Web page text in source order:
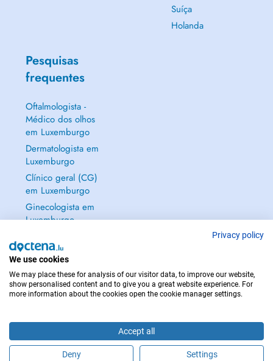
Suíça
Holanda
Pesquisas
frequentes
Oftalmologista -
Médico dos olhos
em Luxemburgo
Dermatologista em
Luxemburgo
Clínico geral (CG)
em Luxemburgo
Ginecologista em
Luxemburgo
EM CASO DE EMERGÊNCIA, CONTACTE : 112
Privacy policy
We use cookies
We may place these for analysis of our visitor data, to improve our website,
show personalised content and to give you a great website experience. For
more information about the cookies open the cookie manager settings.
Accept all
Deny Settings